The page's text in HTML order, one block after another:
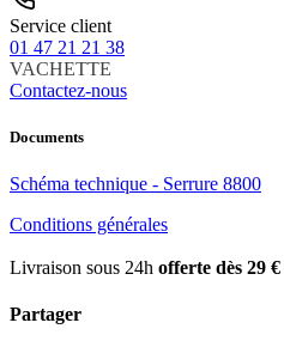
Service client
01 47 21 21 38
VACHETTE
Contactez-nous
Documents
Schéma technique - Serrure 8800
Conditions générales
Livraison sous 24h offerte dès 29 €
Partager